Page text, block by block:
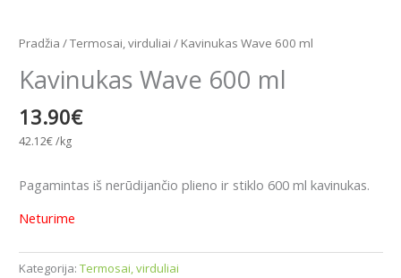
Pradžia /Termosai, virduliai / Kavinukas Wave 600 ml
Kavinukas Wave 600 ml
13.90€
42.12€/kg
Pagamintas iš nerūdijančio plieno ir stiklo 600 ml kavinukas.
Neturime
Kategorija: Termosai, virduliai